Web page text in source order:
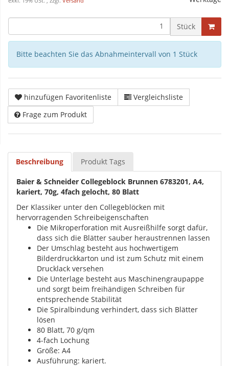
Stück
Bitte beachten Sie das Abnahmeintervall von 1 Stück
hinzufügen Favoritenliste
Vergleichsliste
Frage zum Produkt
Beschreibung Produkt Tags
Baier & Schneider Collegeblock Brunnen 6783201, A4,
kariert, 70g, 4fach gelocht, 80 Blatt
Der Klassiker unter den Collegeblöcken mit
hervorragenden Schreibeigenschaften
Die Mikroperforation mit Ausreißhilfe sorgt dafür,
dass sich die Blätter sauber heraustrennen lassen
Der Umschlag besteht aus hochwertigem
Bilderdruckkarton und ist zum Schutz mit einem
Drucklack versehen
Die Unterlage besteht aus Maschinengraupappe
und sorgt beim freihändigen Schreiben für
entsprechende Stabilität
Die Spiralbindung verhindert, dass sich Blätter
lösen
80 Blatt, 70 g/qm
4-fach Lochung
Größe: A4
Ausführung: kariert.